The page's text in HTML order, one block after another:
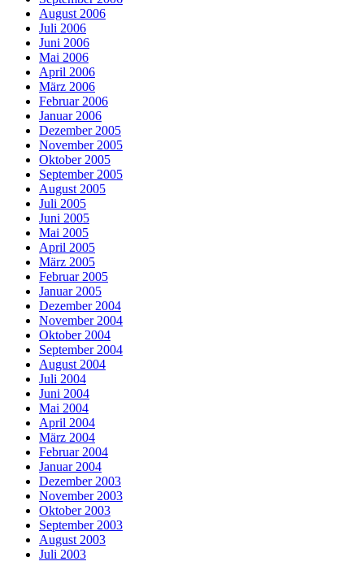
August 2006
Juli 2006
Juni 2006
Mai 2006
April 2006
März 2006
Februar 2006
Januar 2006
Dezember 2005
November 2005
Oktober 2005
September 2005
August 2005
Juli 2005
Juni 2005
Mai 2005
April 2005
März 2005
Februar 2005
Januar 2005
Dezember 2004
November 2004
Oktober 2004
September 2004
August 2004
Juli 2004
Juni 2004
Mai 2004
April 2004
März 2004
Februar 2004
Januar 2004
Dezember 2003
November 2003
Oktober 2003
September 2003
August 2003
Juli 2003